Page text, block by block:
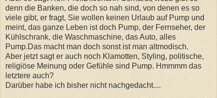
denn die Banken, die doch so nah sind, von denen es so
viele gibt, er fragt, Sie wollen keinen Urlaub auf Pump und
meint, das ganze Leben ist doch Pump, der Fernseher, der
Kühlschrank, die Waschmaschine, das Auto, alles
Pump.Das macht man doch sonst ist man altmodisch.
Aber jetzt sagt er auch noch Klamotten, Styling, politische,
religiöse Meinung oder Gefühle sind Pump. Hmmmm das
letztere auch?
Darüber habe ich bisher nicht nachgedacht....